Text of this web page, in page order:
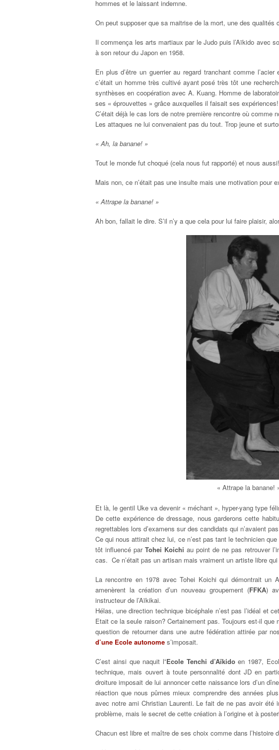
hommes et le laissant indemne.
On peut supposer que sa maitrise de la mort, une des qualités
Il commença les arts martiaux par le Judo puis l’Aïkido avec
à son retour du Japon en 1958.
En plus d’être un guerrier au regard tranchant comme l’acier
c’était un homme très cultivé ayant posé très tôt une
synthèses en coopération avec A. Kuang. Homme de
ses « éprouvettes » grâce auxquelles il faisait ses expériences!
C’était déjà le cas lors de notre première rencontre où
Les attaques ne lui convenaient pas du tout. Trop jeune et
« Ah, la banane! »
Tout le monde fut choqué (cela nous fut rapporté) et nous aussi!
Mais non, ce n’était pas une insulte mais une motivation pour
« Attrape la banane! »
Ah bon, fallait le dire. S’il n’y a que cela pour lui faire plaisir,
« Attrape la banane!
Et là, le gentil Uke va devenir « méchant », hyper-yang type
De cette expérience de dressage, nous garderons cette
regrettables lors d’examens sur des candidats qui n’avaient
Ce qui nous attirait chez lui, ce n’est pas tant le technicien
tôt influencé parTohei Koichi au point de ne pas retrouver
cas. Ce n’était pas un artisan mais vraiment un artiste libre
La rencontre en 1978 avec Tohei Koichi qui démontrait un
amenèrent la création d’un nouveau groupement (FFKA)
instructeur de l’Aïkikai.
Hélas, une direction technique bicéphale n’est pas l’idéal et
Etait ce la seule raison? Certainement pas. Toujours est-il
question de retourner dans une autre fédération attirée par
d’une Ecole autonome s’imposait.
C’est ainsi que naquit l‘Ecole Tenchi d’Aïkidoen 1987,
technique, mais ouvert à toute personnalité dont JD en
droiture imposait de lui annoncer cette naissance lors d’un
réaction que nous pûmes mieux comprendre des années
avec notre ami Christian Laurenti. Le fait de ne pas avoir
problème, mais le secret de cette création à l’origine et à
Chacun est libre et maître de ses choix comme dans l’histoire